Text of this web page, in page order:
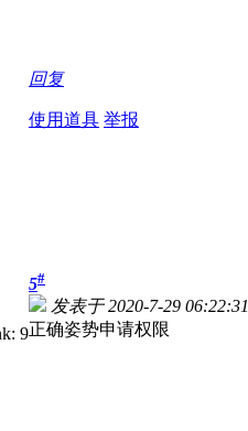
回复
使用道具 举报
5#
发表于 2020-7-29 06:22:31
正确姿势申请权限